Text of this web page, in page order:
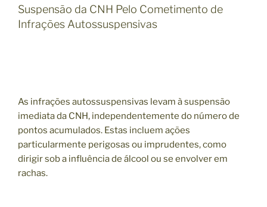
Suspensão da CNH Pelo Cometimento de
Infrações Autossuspensivas
As infrações autossuspensivas levam à suspensão
imediata da CNH, independentemente do número de
pontos acumulados. Estas incluem ações
particularmente perigosas ou imprudentes, como
dirigir sob a influência de álcool ou se envolver em
rachas.